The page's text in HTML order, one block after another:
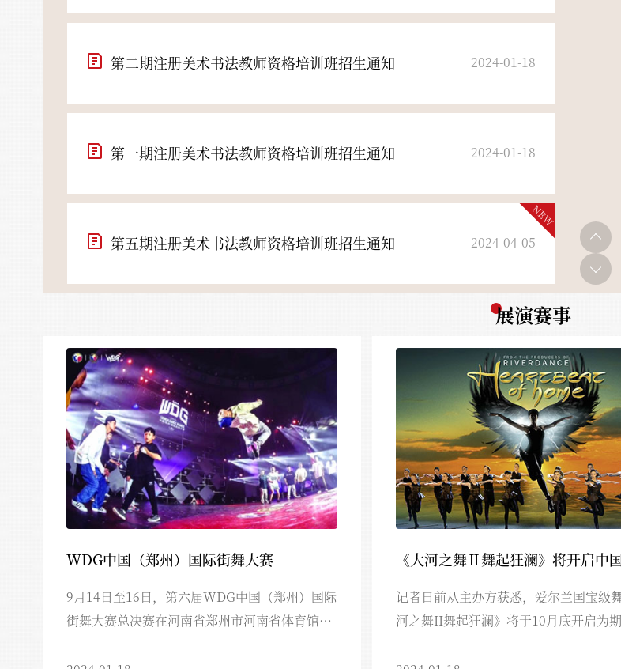
NEW
2024-01-18
第三期注册美术书法教师资格培训班招生通知
2024-01-18
第二期注册美术书法教师资格培训班招生通知
展演赛事
WDG中国（郑州）国际街舞大赛
9月14日至16日，第六届WDG中国（郑州）国际
街舞大赛总决赛在河南省郑州市河南省体育馆举
《大河之舞Ⅱ舞起狂澜》将开启中
记者日前从主办方获悉，爱尔兰国宝级
河之舞II舞起狂澜》将于10月底开启为